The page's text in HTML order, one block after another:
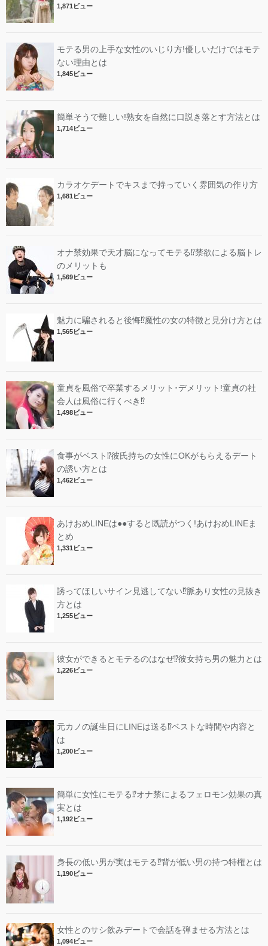
1,871ビュー
モテる男の上手な女性のいじり方!優しいだけではモテ
ない理由とは
1,845ビュー
簡単そうで難しい!熟女を自然に口説き落とす方法とは
1,714ビュー
カラオケデートでキスまで持っていく雰囲気の作り方
1,681ビュー
オナ禁効果で天才脳になってモテる⁉︎禁欲による脳トレ
のメリットも
1,569ビュー
魅力に騙されると後悔⁉︎魔性の女の特徴と見分け方とは
1,565ビュー
童貞を風俗で卒業するメリット･デメリット!︎童貞の社
会人は風俗に行くべき⁉︎
1,498ビュー
食事がベスト⁉︎彼氏持ちの女性にOKがもらえるデート
の誘い方とは
1,462ビュー
あけおめLINEは●●すると既読がつく!あけおめLINEま
とめ
1,331ビュー
誘ってほしいサイン見逃してない⁉︎脈あり女性の見抜き
方とは
1,255ビュー
彼女ができるとモテるのはなぜ⁉︎彼女持ち男の魅力とは
1,226ビュー
元カノの誕生日にLINEは送る⁉︎ベストな時間や内容と
は
1,200ビュー
簡単に女性にモテる⁉︎オナ禁によるフェロモン効果の真
実とは
1,192ビュー
身長の低い男が実はモテる⁉︎背が低い男の持つ特権とは
1,190ビュー
女性とのサシ飲みデートで会話を弾ませる方法とは
1,094ビュー